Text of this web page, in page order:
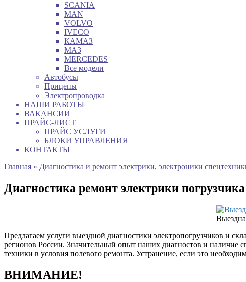
SCANIA
MAN
VOLVO
IVECO
КАМАЗ
МАЗ
MERCEDES
Все модели
Автобусы
Прицепы
Электропроводка
НАШИ РАБОТЫ
ВАКАНСИИ
ПРАЙС-ЛИСТ
ПРАЙС УСЛУГИ
БЛОКИ УПРАВЛЕНИЯ
КОНТАКТЫ
Главная » Диагностика и ремонт электрики, электроники
Диагностика ремонт электрики
Предлагаем услуги выездной диагностики электропогрузчиков и
регионов России. Значительный опыт наших диагностов и наличие
техники в условия полевого ремонта. Устранение, если это
ВНИМАНИЕ!